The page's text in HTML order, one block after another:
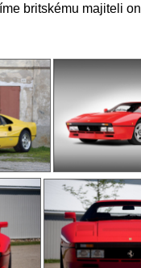
britskému majiteli